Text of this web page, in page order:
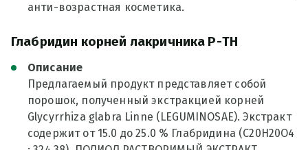
анти-возрастная косметика.
Глабридин корней лакричника Р-ТН
Описание
Предлагаемый продукт представляет собой
порошок, полученный экстракцией корней
Glycyrrhiza glabra Linne (LEGUMINOSAE). Экстракт
содержит от 15.0 до 25.0 % Глабридина (С20Н20О4